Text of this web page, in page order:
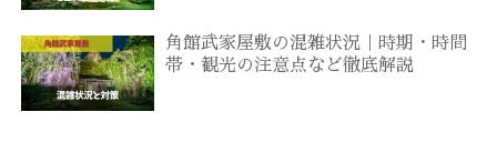
角館武家屋敷の混雑状況｜時期・時間
帯・観光の注意点など徹底解説